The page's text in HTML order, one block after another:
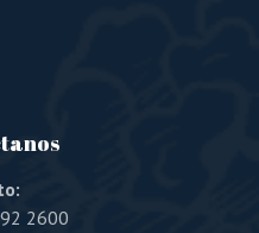
2600